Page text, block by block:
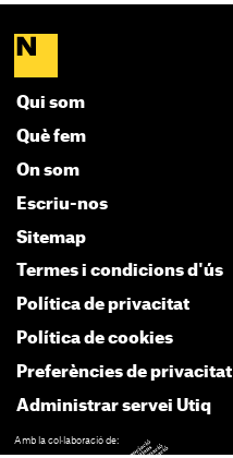
Qui som
Què fem
On som
Escriu-nos
Sitemap
Termes i condicions d'ús
Política de privacitat
Política de cookies
Preferències de privacitat
Administrar servei Utiq
Amb la col·laboració de: